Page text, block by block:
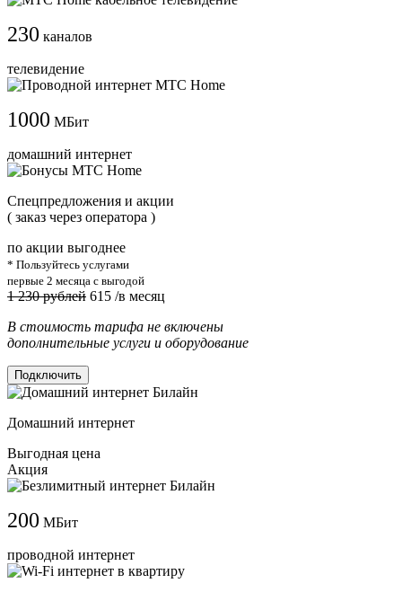
230 каналов
телевидение
1000 МБит
домашний интернет
Cпецпредложения и акции
( заказ через оператора )
по акции выгоднее
* Пользуйтесь услугами
первые 2 месяца с выгодой
1 230 рублей 615 /в месяц
В стоимость тарифа не включены
дополнительные услуги и оборудование
Подключить
Домашний интернет
Выгодная цена
Акция
200 МБит
проводной интернет